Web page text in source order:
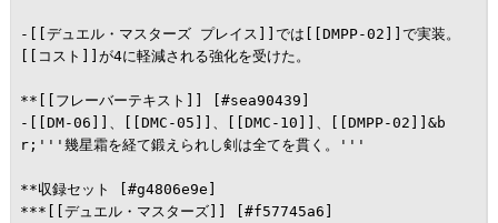
-[[デュエル・マスターズ プレイス]]では[[DMPP-02]]で実装。
[[コスト]]が4に軽減される強化を受けた。
**[[フレーバーテキスト]] [#sea90439]
-[[DM-06]]、[[DMC-05]]、[[DMC-10]]、[[DMPP-02]]&b
r;'''幾星霜を経て鍛えられし剣は全てを貫く。'''
**収録セット [#g4806e9e]
***[[デュエル・マスターズ]] [#f57745a6]